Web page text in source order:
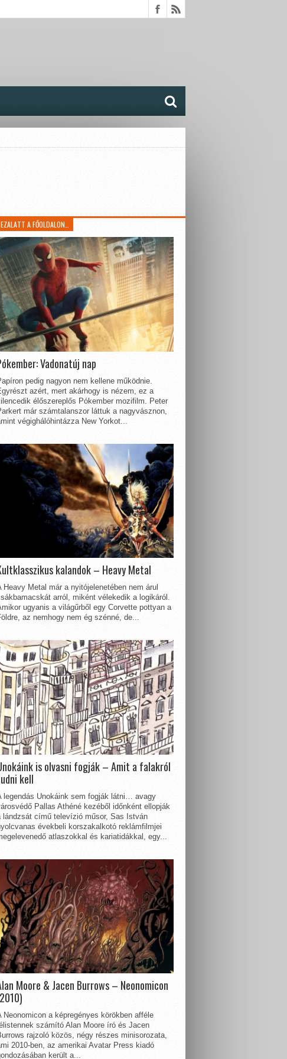
EZALATT A FŐOLDALON…
Vadonatúj nap
pedig nagyon nem kellene működnie.
azért, mert akárhogy is nézem, ez a
élőszereplős Pókember mozifilm. Peter
már számtalanszor láttuk a nagyvásznon,
végighálóhintázza New Yorkot...
kalandok – Heavy Metal
Heavy Metal már a nyitójelenetében nem árul
arról, miként vélekedik a logikáról.
ugyanis a világűrből egy Corvette pottyan a
az nemhogy nem ég szénné, de...
is olvasni fogják – Amit a falakról
kell
legendás Unokáink sem fogják látni… avagy
Pallas Athéné kezéből időnként ellopják
lándzsát című televízió műsor, Sas István
évekbeli korszakalkotó reklámfilmjei
atlaszokkal és kariatidákkal, egy...
Moore & Jacen Burrows – Neonomicon
Neonomicon a képregényes körökben afféle
számító Alan Moore író és Jacen
rajzoló közös, négy részes minisorozata,
2010-ben, az amerikai Avatar Press kiadó
került a...